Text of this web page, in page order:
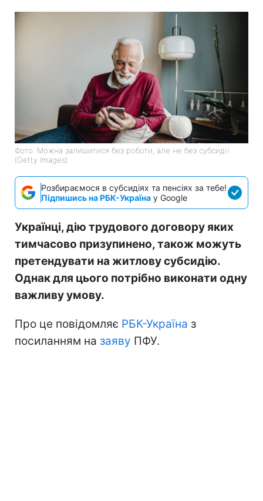
Фото: Можна залишитися без роботи, але не без субсидії
(Getty Images)
Розбираємося в субсидіях та пенсіях за тебе!
Підпишись на РБК-Україна у Google
Українці, дію трудового договору яких
тимчасово призупинено, також можуть
претендувати на житлову субсидію.
Однак для цього потрібно виконати одну
важливу умову.
Про це повідомляє РБК-Україна з
посиланням на заяву ПФУ.